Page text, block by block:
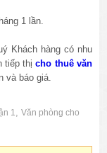
1 lần.
Khách hàng có nhu
tiếp thịcho thuê văn
và báo giá.
1,Văn phòng cho